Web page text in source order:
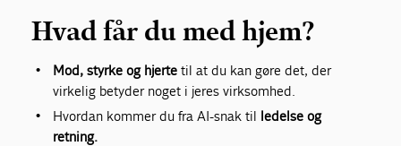
Hvad får du med hjem?
Mod, styrke og hjerte til at du kan gøre det, der
virkelig betyder noget i jeres virksomhed.
Hvordan kommer du fra AI-snak til ledelse og
retning.